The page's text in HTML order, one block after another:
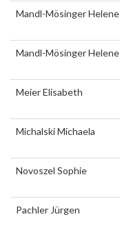
Mandl-Mösinger Helene
Mandl-Mösinger Helene
Meier Elisabeth
Michalski Michaela
Novoszel Sophie
Pachler Jürgen